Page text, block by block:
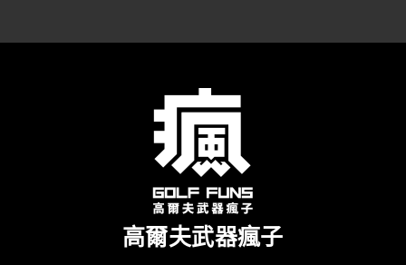
高爾夫武器瘋子